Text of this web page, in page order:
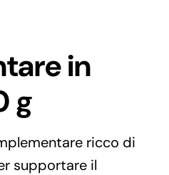
in
g
ricco di
supportare il